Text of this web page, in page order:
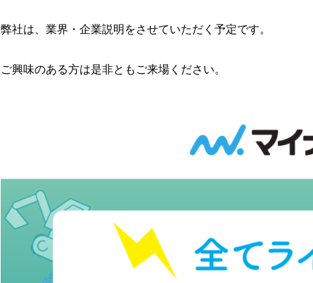
弊社は、業界・企業説明をさせていただく予定です。
ご興味のある方は是非ともご来場ください。